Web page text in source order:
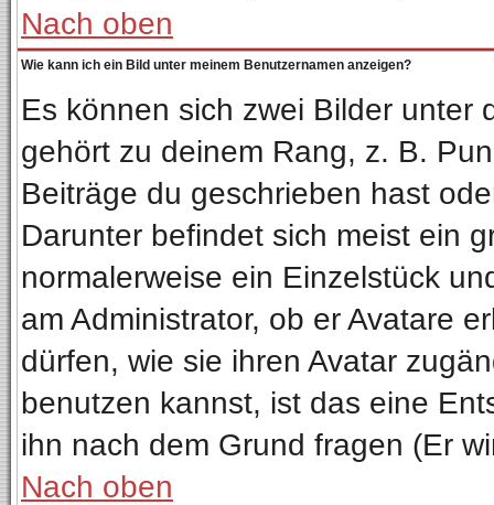
Nach oben
Wie kann ich ein Bild unter meinem Benutzernamen anzeigen?
Es können sich zwei Bilder unter
gehört zu deinem Rang, z. B.
Beiträge du geschrieben hast
Darunter befindet sich meist ein
normalerweise ein Einzelstück
am Administrator, ob er Avatare
dürfen, wie sie ihren Avatar
benutzen kannst, ist das eine
ihn nach dem Grund fragen (Er
Nach oben